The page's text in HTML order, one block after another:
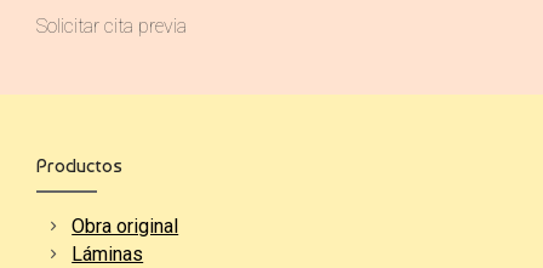
Solicitar cita previa
Productos
Obra original
Láminas